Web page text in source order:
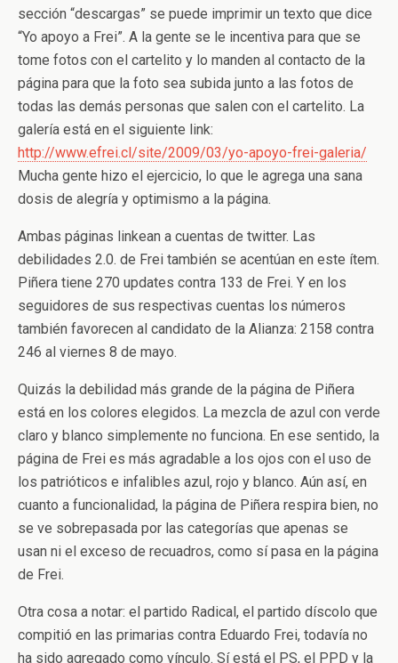
sección “descargas” se puede imprimir un texto que dice
“Yo apoyo a Frei”. A la gente se le incentiva para que se
tome fotos con el cartelito y lo manden al contacto de la
página para que la foto sea subida junto a las fotos de
todas las demás personas que salen con el cartelito. La
galería está en el siguiente link:
http://www.efrei.cl/site/2009/03/yo-apoyo-frei-galeria/
Mucha gente hizo el ejercicio, lo que le agrega una sana
dosis de alegría y optimismo a la página.
Ambas páginas linkean a cuentas de twitter. Las
debilidades 2.0. de Frei también se acentúan en este ítem.
Piñera tiene 270 updates contra 133 de Frei. Y en los
seguidores de sus respectivas cuentas los números
también favorecen al candidato de la Alianza: 2158 contra
246 al viernes 8 de mayo.
Quizás la debilidad más grande de la página de Piñera
está en los colores elegidos. La mezcla de azul con verde
claro y blanco simplemente no funciona. En ese sentido, la
página de Frei es más agradable a los ojos con el uso de
los patrióticos e infalibles azul, rojo y blanco. Aún así, en
cuanto a funcionalidad, la página de Piñera respira bien, no
se ve sobrepasada por las categorías que apenas se
usan ni el exceso de recuadros, como sí pasa en la página
de Frei.
Otra cosa a notar: el partido Radical, el partido díscolo que
compitió en las primarias contra Eduardo Frei, todavía no
ha sido agregado como vínculo. Sí está el PS, el PPD y la